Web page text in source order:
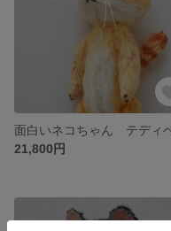
21,800円